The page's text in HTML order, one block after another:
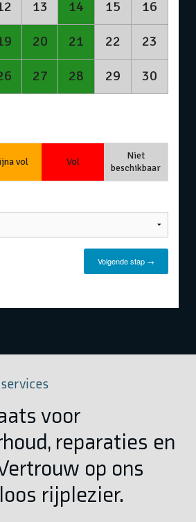
voor
reparaties en
op ons
rijplezier.